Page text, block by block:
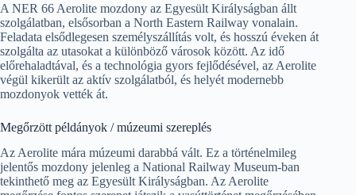
A NER 66 Aerolite mozdony az Egyesült Királyságban állt
szolgálatban, elsősorban a North Eastern Railway vonalain.
Feladata elsődlegesen személyszállítás volt, és hosszú éveken át
szolgálta az utasokat a különböző városok között. Az idő
előrehaladtával, és a technológia gyors fejlődésével, az Aerolite
végül kikerült az aktív szolgálatból, és helyét modernebb
mozdonyok vették át.
Megőrzött példányok / múzeumi szereplés
Az Aerolite mára múzeumi darabbá vált. Ez a történelmileg
jelentős mozdony jelenleg a National Railway Museum-ban
tekinthető meg az Egyesült Királyságban. Az Aerolite